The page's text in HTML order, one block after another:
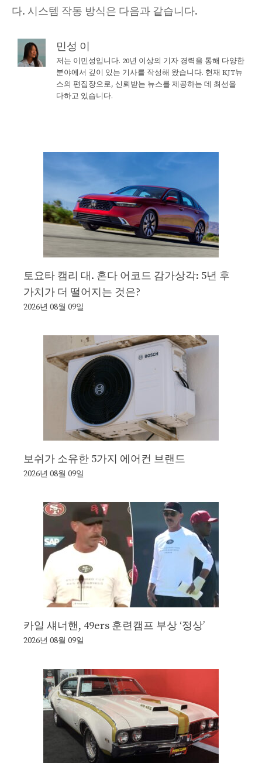
다. 시스템 작동 방식은 다음과 같습니다.
민성 이
저는 이민성입니다. 20년 이상의 기자 경력을 통해 다양한
분야에서 깊이 있는 기사를 작성해 왔습니다. 현재 KJT뉴
스의 편집장으로, 신뢰받는 뉴스를 제공하는 데 최선을
다하고 있습니다.
토요타 캠리 대. 혼다 어코드 감가상각: 5년 후
가치가 더 떨어지는 것은?
2026년 08월 09일
보쉬가 소유한 5가지 에어컨 브랜드
2026년 08월 09일
카일 섀너핸, 49ers 훈련캠프 부상 ‘정상’
2026년 08월 09일